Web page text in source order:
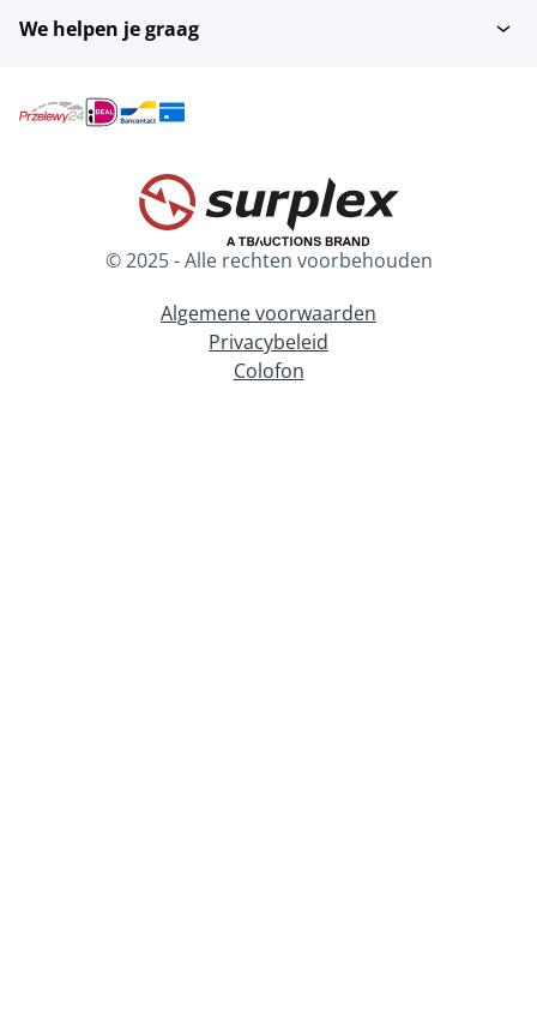
We helpen je graag
© 2025 - Alle rechten voorbehouden
Algemene voorwaarden
Privacybeleid
Colofon